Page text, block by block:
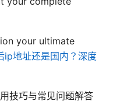
your ultimate
ip地址还是国内？深度
技巧与常见问题解答